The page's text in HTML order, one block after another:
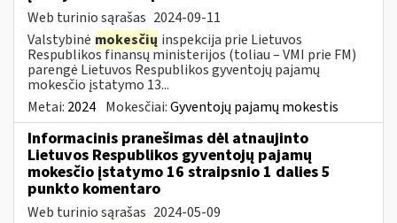
Web turinio sąrašas 2024-09-11
Valstybinė mokesčių inspekcija prie Lietuvos
Respublikos finansų ministerijos (toliau – VMI prie FM)
parengė Lietuvos Respublikos gyventojų pajamų
mokesčio įstatymo 13...
Metai: 2024 Mokesčiai:Gyventojų pajamų mokestis
Informacinis pranešimas dėl atnaujinto
Lietuvos Respublikos gyventojų pajamų
mokesčio įstatymo 16 straipsnio 1 dalies 5
punkto komentaro
Web turinio sąrašas 2024-05-09